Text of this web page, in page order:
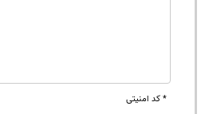
* کد امنیتی